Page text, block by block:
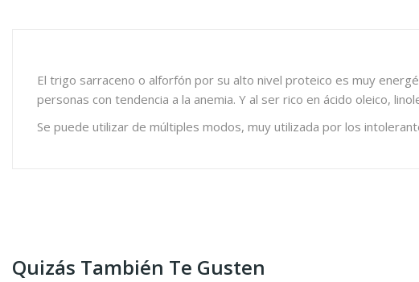
El trigo sarraceno o alforfón por su alto nivel proteico es muy
personas con tendencia a la anemia. Y al ser rico en ácido oleico,
Se puede utilizar de múltiples modos, muy utilizada por los
Quizás También Te Gusten